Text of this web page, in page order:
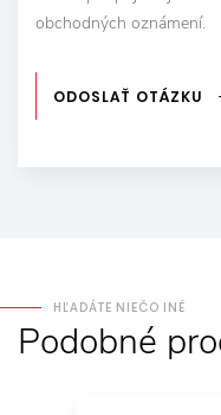
obchodných oznámení.
ODOSLAŤ OTÁZKU
HĽADÁTE NIEČO INÉ
Podobné